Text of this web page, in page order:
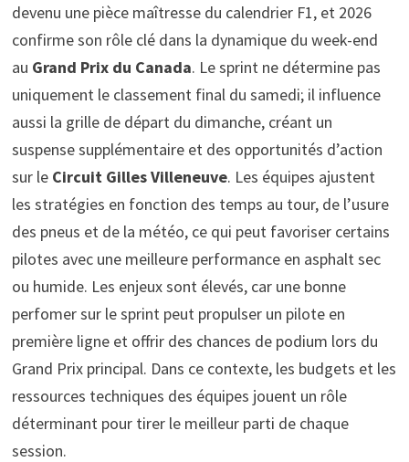
devenu une pièce maîtresse du calendrier F1, et 2026
confirme son rôle clé dans la dynamique du week-end
au Grand Prix du Canada. Le sprint ne détermine pas
uniquement le classement final du samedi; il influence
aussi la grille de départ du dimanche, créant un
suspense supplémentaire et des opportunités d’action
sur le Circuit Gilles Villeneuve. Les équipes ajustent
les stratégies en fonction des temps au tour, de l’usure
des pneus et de la météo, ce qui peut favoriser certains
pilotes avec une meilleure performance en asphalt sec
ou humide. Les enjeux sont élevés, car une bonne
perfomer sur le sprint peut propulser un pilote en
première ligne et offrir des chances de podium lors du
Grand Prix principal. Dans ce contexte, les budgets et les
ressources techniques des équipes jouent un rôle
déterminant pour tirer le meilleur parti de chaque
session.